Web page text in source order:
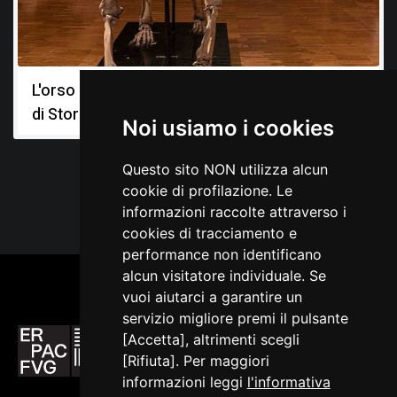
Noi usiamo i cookies
Questo sito NON utilizza alcun
cookie di profilazione. Le
informazioni raccolte attraverso i
cookies di tracciamento e
performance non identificano
alcun visitatore individuale. Se
vuoi aiutarci a garantire un
servizio migliore premi il pulsante
[Accetta], altrimenti scegli
[Rifiuta]. Per maggiori
informazioni leggi l'informativa
Marchesetti C., Relazione sugli scavi paletonologici
eseguiti nel 1904, in Bollettino della Società Adriatica di
Scienze Naturali in Trieste, Trieste 1907, 23
Perko G. A., La fauna diluviale della caverna degli Orsi
presso Nabresina, in Il Tourista, Trieste 1904, XI, n. 1-4
L'orso delle caverne: i fossili del Museo Civico
di Storia Naturale di Trieste